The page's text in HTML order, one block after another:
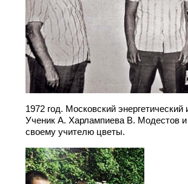
1972 год. Московский
Ученик А. Харлампиева В. Модестов
своему учителю цветы.